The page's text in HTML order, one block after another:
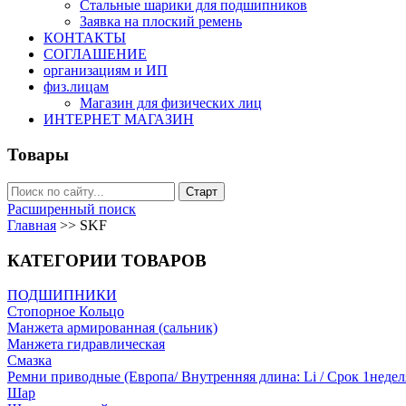
Стальные шарики для подшипников
Заявка на плоский ремень
КОНТАКТЫ
СОГЛАШЕНИЕ
организациям и ИП
физ.лицам
Магазин для физических лиц
ИНТЕРНЕТ МАГАЗИН
Товары
Расширенный поиск
Главная >> SKF
КАТЕГОРИИ ТОВАРОВ
ПОДШИПНИКИ
Стопорное Кольцо
Манжета армированная (сальник)
Манжета гидравлическая
Cмазка
Ремни приводные (Европа/ Внутренняя длина: Li / Срок
Шар